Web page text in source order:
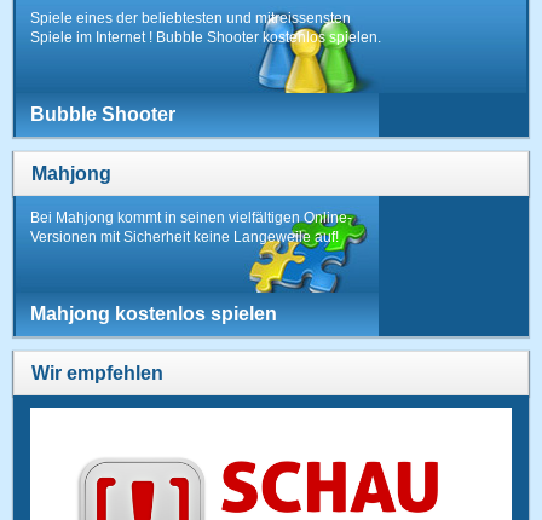
Spiele eines der beliebtesten und mitreissensten
Spiele im Internet ! Bubble Shooter kostenlos spielen.
Bubble Shooter
Mahjong
Bei Mahjong kommt in seinen vielfältigen Online-
Versionen mit Sicherheit keine Langeweile auf!
Mahjong kostenlos spielen
Wir empfehlen